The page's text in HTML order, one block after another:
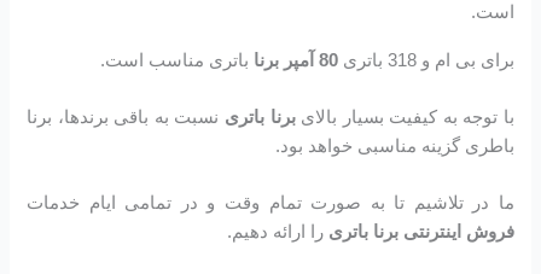
است.
برای بی ام و 318 باتری 80 آمپر برنا باتری مناسب است.
با توجه به کیفیت بسیار بالایبرنا باتری نسبت به باقی برندها، برنا
باطری گزینه مناسبی خواهد بود.
ما در تلاشیم تا به صورت تمام وقت و در تمامی ایام خدمات
فروش اینترنتی برنا باتری را ارائه دهیم.